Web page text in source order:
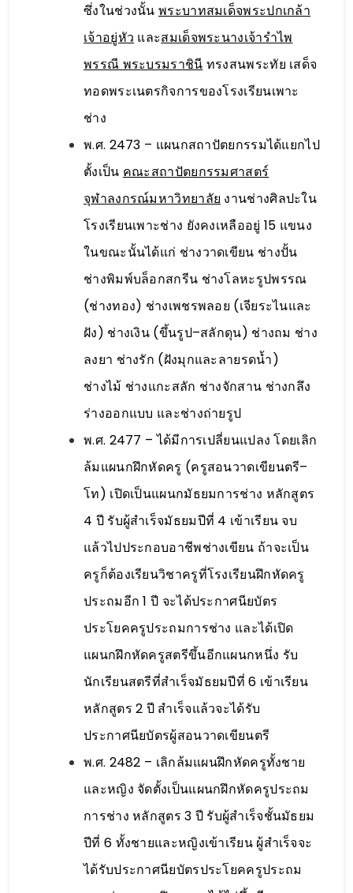
ซึ่งในช่วงนั้นพระบาทสมเด็จพระปกเกล้า
เจ้าอยู่หัว และสมเด็จพระนางเจ้ารำไพ
พรรณี พระบรมราชินี ทรงสนพระทัย เสด็จ
ทอดพระเนตรกิจการของโรงเรียนเพาะ
ช่าง
พ.ศ. 2473 – แผนกสถาปัตยกรรมได้แยกไป
ตั้งเป็น คณะสถาปัตยกรรมศาสตร์
จุฬาลงกรณ์มหาวิทยาลัย งานช่างศิลปะใน
โรงเรียนเพาะช่าง ยังคงเหลืออยู่ 15 แขนง
ในขณะนั้นได้แก่ ช่างวาดเขียน ช่างปั้น
ช่างพิมพ์บล็อกสกรีน ช่างโลหะรูปพรรณ
(ช่างทอง) ช่างเพชรพลอย (เจียระไนและ
ฝัง) ช่างเงิน (ขึ้นรูป–สลักดุน) ช่างถม ช่าง
ลงยา ช่างรัก (ฝังมุกและลายรดน้ำ)
ช่างไม้ ช่างแกะสลัก ช่างจักสาน ช่างกลึง
ร่างออกแบบ และช่างถ่ายรูป
พ.ศ. 2477 – ได้มีการเปลี่ยนแปลง โดยเลิก
ล้มแผนกฝึกหัดครู (ครูสอนวาดเขียนตรี–
โท) เปิดเป็นแผนกมัธยมการช่าง หลักสูตร
4 ปี รับผู้สำเร็จมัธยมปีที่ 4 เข้าเรียน จบ
แล้วไปประกอบอาชีพช่างเขียน ถ้าจะเป็น
ครูก็ต้องเรียนวิชาครูที่โรงเรียนฝึกหัดครู
ประถมอีก 1 ปี จะได้ประกาศนียบัตร
ประโยคครูประถมการช่าง และได้เปิด
แผนกฝึกหัดครูสตรีขึ้นอีกแผนกหนึ่ง รับ
นักเรียนสตรีที่สำเร็จมัธยมปีที่ 6 เข้าเรียน
หลักสูตร 2 ปี สำเร็จแล้วจะได้รับ
ประกาศนียบัตรผู้สอนวาดเขียนตรี
พ.ศ. 2482 – เลิกล้มแผนฝึกหัดครูทั้งชาย
และหญิง จัดตั้งเป็นแผนกฝึกหัดครูประถม
การช่าง หลักสูตร 3 ปี รับผู้สำเร็จชั้นมัธยม
ปีที่ 6 ทั้งชายและหญิงเข้าเรียน ผู้สำเร็จจะ
ได้รับประกาศนียบัตรประโยคครูประถม